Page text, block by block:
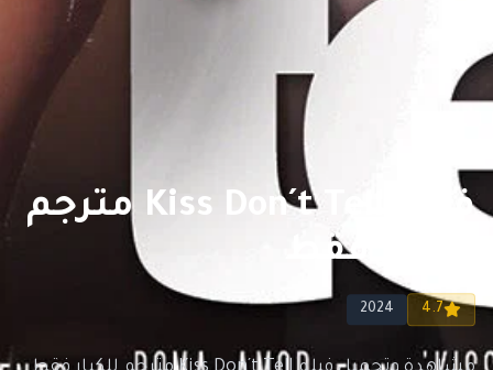
فيلم Kiss Don´t Tell مترجم
للكبار فقط
4.7
2024